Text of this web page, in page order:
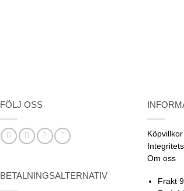
FÖLJ OSS
BETALNINGSALTERNATIV
Köpvillkor
Om oss
Frakt